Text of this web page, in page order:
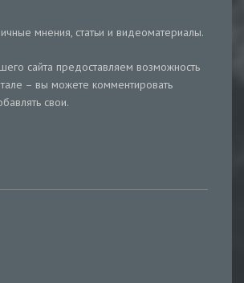
мнения, статьи и видеоматериалы.
сайта предоставляем возможность
– вы можете комментировать
свои.